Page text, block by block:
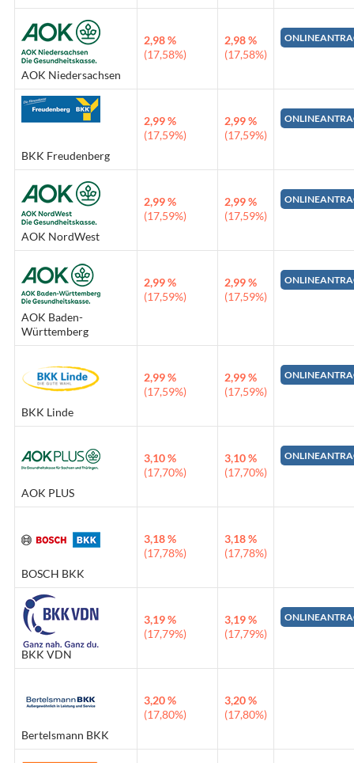
AOK Niedersachsen
2,98 %
(17,58%)
2,98 %
(17,58%)
BKK Freudenberg
2,99 %
(17,59%)
2,99 %
(17,59%)
AOK NordWest
2,99 %
(17,59%)
2,99 %
(17,59%)
AOK Baden-
Württemberg
2,99 %
(17,59%)
2,99 %
(17,59%)
BKK Linde
2,99 %
(17,59%)
2,99 %
(17,59%)
AOK PLUS
3,10 %
(17,70%)
3,10 %
(17,70%)
BOSCH BKK
3,18 %
(17,78%)
3,18 %
(17,78%)
BKK VDN
3,19 %
(17,79%)
3,19 %
(17,79%)
Bertelsmann BKK
3,20 %
(17,80%)
3,20 %
(17,80%)